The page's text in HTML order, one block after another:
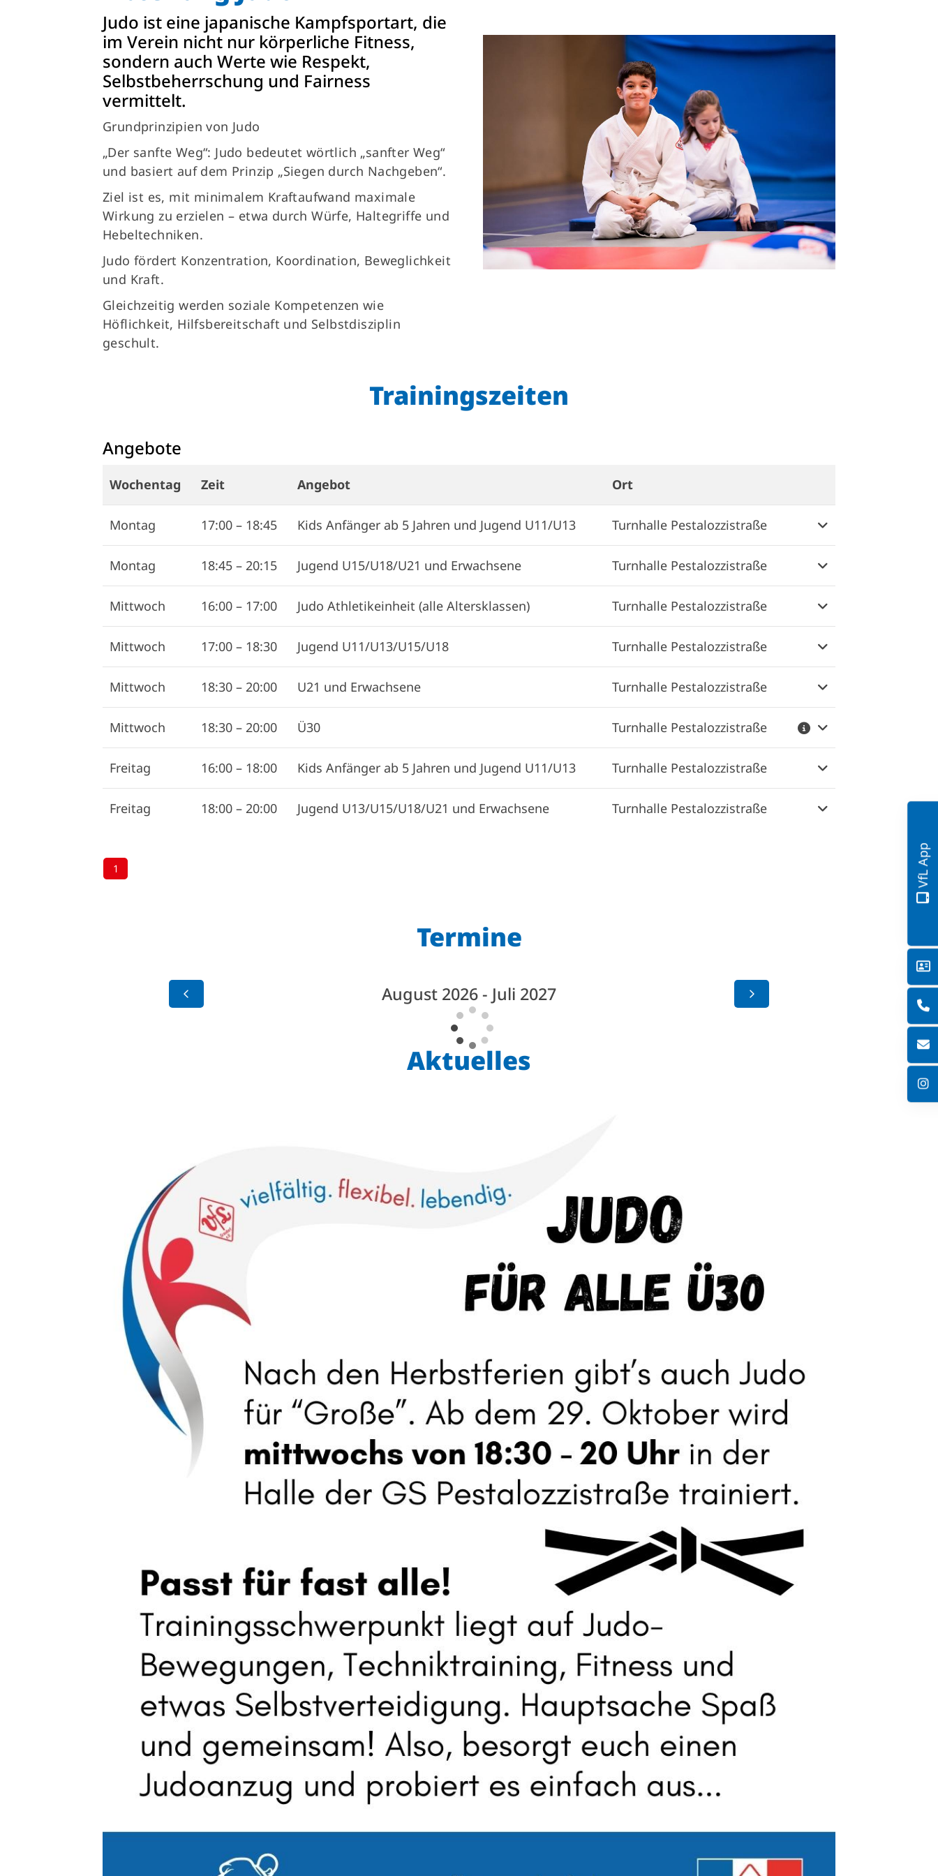
Judo ist eine japanische Kampfsportart, die
im Verein nicht nur körperliche Fitness,
sondern auch Werte wie Respekt,
Selbstbeherrschung und Fairness
vermittelt.
Grundprinzipien von Judo
„Der sanfte Weg“: Judo bedeutet wörtlich „sanfter Weg“
und basiert auf dem Prinzip „Siegen durch Nachgeben“.
Ziel ist es, mit minimalem Kraftaufwand maximale
Wirkung zu erzielen – etwa durch Würfe, Haltegriffe und
Hebeltechniken.
Judo fördert Konzentration, Koordination, Beweglichkeit
und Kraft.
Gleichzeitig werden soziale Kompetenzen wie
Höflichkeit, Hilfsbereitschaft und Selbstdisziplin
geschult.
Trainingszeiten
Angebote
Wochentag Zeit Angebot
Ort
Weitere Informationen
Montag
17:00 – 18:45 Kids Anfänger ab 5 Jahren und Jugend U11/U13 Turnhalle Pestalozzistraße
Montag 18:45 – 20:15 Jugend U15/U18/U21 und Erwachsene Turnhalle Pestalozzistraße
Mittwoch 16:00 – 17:00 Judo Athletikeinheit (alle Altersklassen) Turnhalle Pestalozzistraße
Mittwoch 17:00 – 18:30 Jugend U11/U13/U15/U18 Turnhalle Pestalozzistraße
Mittwoch 18:30 – 20:00 U21 und Erwachsene Turnhalle Pestalozzistraße
Mittwoch 18:30 – 20:00 Ü30 Turnhalle Pestalozzistraße
Freitag 16:00 – 18:00 Kids Anfänger ab 5 Jahren und Jugend U11/U13 Turnhalle Pestalozzistraße
Freitag 18:00 – 20:00 Jugend U13/U15/U18/U21 und Erwachsene Turnhalle Pestalozzistraße
1
Termine
August 2026 - Juli 2027
Aktuelles
VfL App
Sportangebote finden
Unser Sportangebot
Sportsuche
Ausfälle und Vertretungen
Deutsches Sportabzeichen
Mitglieder-Service
Alles zur Mitgliedschaft
Fragen & Antworten
VfL Grasdorf e. V.
Peterskamp 28
30880 Laatzen
0511 82 40 44
aktiv@vfl-grasdorf.de